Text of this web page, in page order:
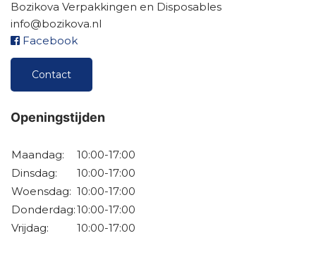
Bozikova Verpakkingen en Disposables
info@bozikova.nl
Facebook
Contact
Openingstijden
Maandag:
10:00-17:00
Dinsdag:
10:00-17:00
Woensdag: 10:00-17:00
Donderdag:10:00-17:00
Vrijdag:
10:00-17:00